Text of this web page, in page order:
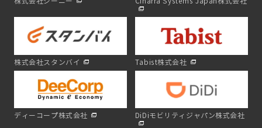
株式会社スタンバイ Tabist株式会社
ディーコープ株式会社 DiDiモビリティジャパン株式会社